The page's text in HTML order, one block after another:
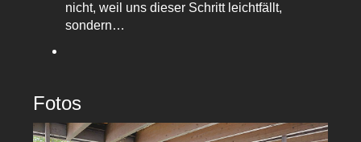
nicht, weil uns dieser Schritt leichtfällt,
sondern…
Fotos